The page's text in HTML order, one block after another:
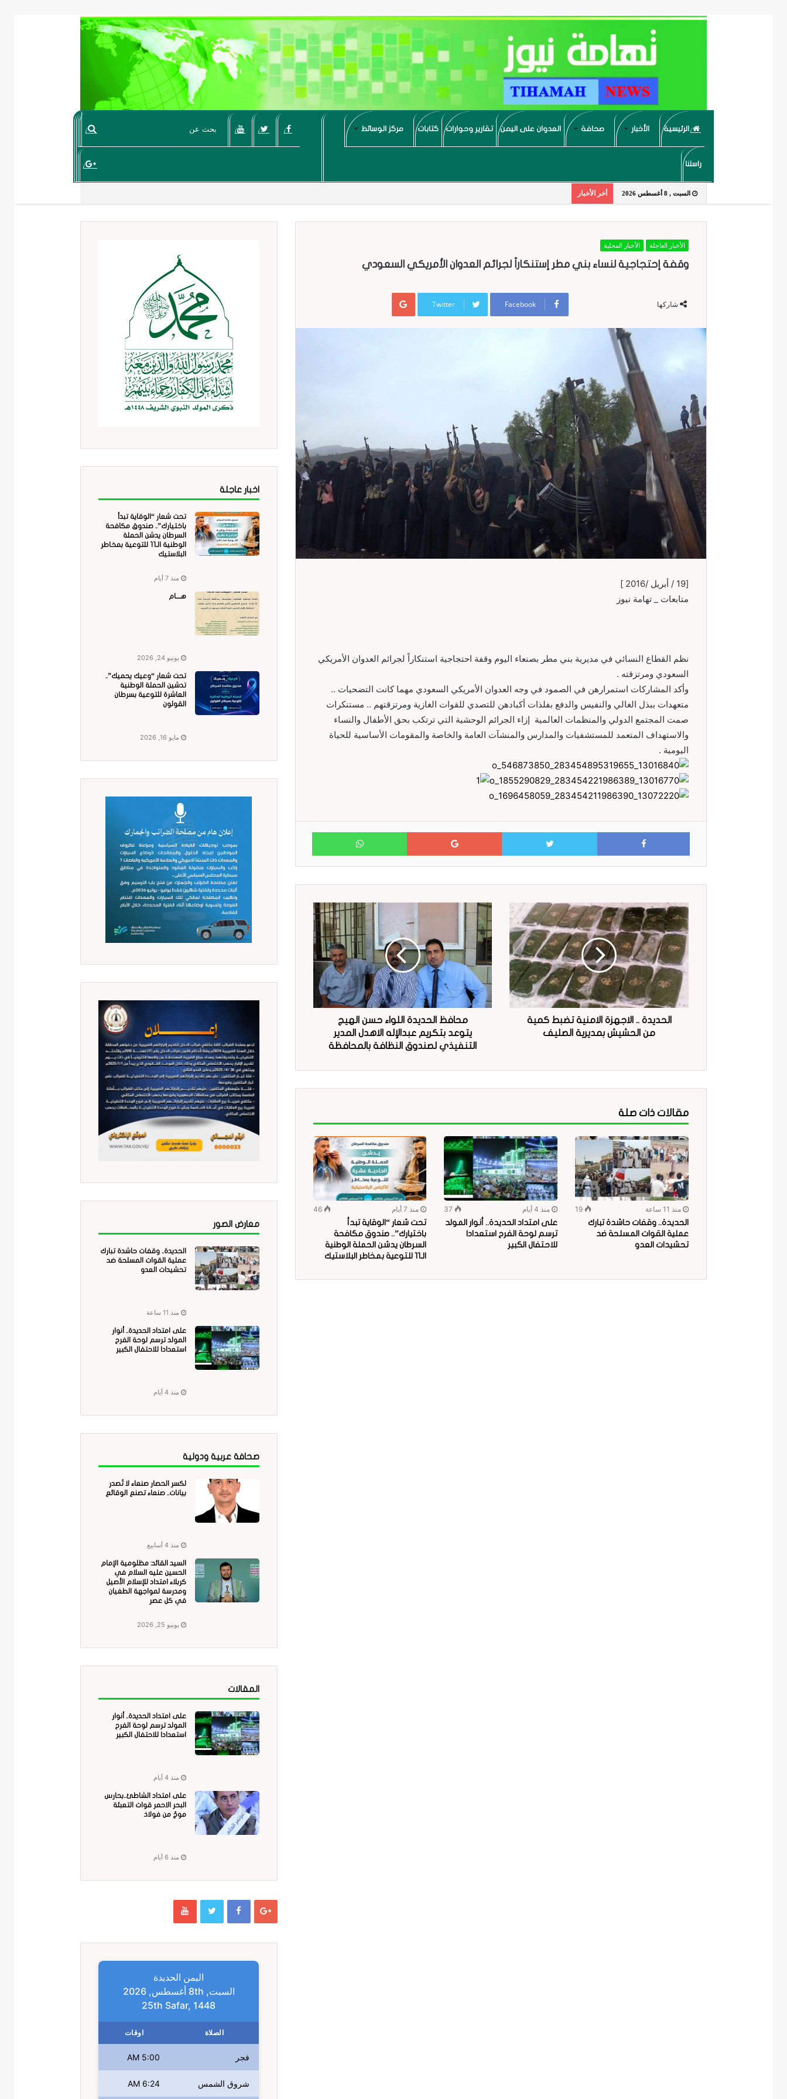
الرئيسية الأخبار صحافة العدوان على اليمن تقارير وحوارات كتابات مركز الوسائط
راسلنا
السبت , 8 أغسطس 2026 أخر الأخبار
الأخبار العاجلة الأخبار المحلية
وقفة إحتجاجية لنساء بني مطر إستنكاراً لجرائم العدوان الأمريكي السعودي
شاركها Facebook
Twitter
Google+
[19 / أبريل /2016 ]
متابعات _ تهامة نيوز
نظم القطاع النسائي في مديرية بني مطر بصنعاء اليوم وقفة احتجاجية استنكاراً لجرائم العدوان الأمريكي
السعودي ومرتزقته .
وأكد المشاركات استمرارهن في الصمود في وجه العدوان الأمريكي السعودي مهما كانت التضحيات ..
متعهدات ببذل الغالي والنفيس والدفع بفلذات أكبادهن للتصدي للقوات الغازية ومرتزقتهم .. مستنكرات
صمت المجتمع الدولي والمنظمات العالمية إزاء الجرائم الوحشية التي ترتكب بحق الأطفال والنساء
والاستهداف المتعمد للمستشفيات والمدارس والمنشآت العامة والخاصة والمقومات الأساسية للحياة
اليومية .
Facebook
Twitter
Google+
WhatsApp
الحديدة .. الاجهزة الامنية تضبط كمية
من الحشيش بمديرية الصليف
محافظ الحديدة اللواء حسن الهيج
يتوعد بتكريم عبدالإله الاهدل المدير
التنفيذي لصندوق النظافة بالمحافظة
مقالات ذات صلة
منذ 11 ساعة
19
الحديدة.. وقفات حاشدة تبارك
عملية القوات المسلحة ضد
تحشيدات العدو
منذ 4 أيام
37
على امتداد الحديدة.. أنوار المولد
ترسم لوحة الفرح استعدادا
للاحتفال الكبير
منذ 7 أيام
46
تحت شعار “الوقاية تبدأ
باختيارك”.. صندوق مكافحة
السرطان يدشن الحملة الوطنية
الـ11 للتوعية بمخاطر البلاستيك
اخبار عاجلة
تحت شعار “الوقاية تبدأ
باختيارك”.. صندوق مكافحة
السرطان يدشن الحملة
الوطنية الـ11 للتوعية بمخاطر
البلاستيك
منذ 7 أيام
هــــام
يونيو 24, 2026
تحت شعار “وعيك يحميك”..
تدشين الحملة الوطنية
العاشرة للتوعية بسرطان
القولون
مايو 16, 2026
معارض الصور
الحديدة.. وقفات حاشدة تبارك
عملية القوات المسلحة ضد
تحشيدات العدو
منذ 11 ساعة
على امتداد الحديدة.. أنوار
المولد ترسم لوحة الفرح
استعدادا للاحتفال الكبير
منذ 4 أيام
صحافة عربية ودولية
لكسر الحصار صنعاء لا تُصدر
بيانات.. صنعاء تصنع الوقائع
منذ 4 أسابيع
السيد القائد: مظلومية الإمام
الحسين عليه السلام في
كربلاء امتداد للإسلام الأصيل
ومدرسة لمواجهة الطغيان
في كل عصر
يونيو 25, 2026
المقالات
على امتداد الحديدة.. أنوار
المولد ترسم لوحة الفرح
استعدادا للاحتفال الكبير
منذ 4 أيام
على امتداد الشاطئ..بحارس
البحر الاحمر قوات التعبئة
موجٌ من فولاذ
منذ 6 أيام
اليمن الحديدة
السبت, 8th أغسطس, 2026
25th Safar, 1448
الصلاة اوقات
فجر 5:00 AM
شروق الشمس 6:24 AM